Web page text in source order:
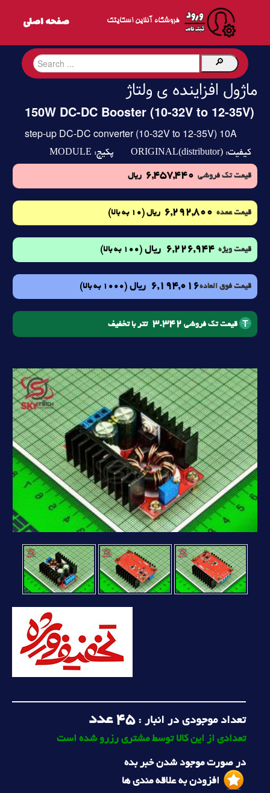
فروشگاه آنلاین اسکایتک
ماژول افزاینده ی ولتاژ
150W DC-DC Booster (10-32V to 12-35V)
step-up DC-DC converter (10-32V to 12-35V) 10A
کیفیت: ORIGINAL(distributor) پکیج: MODULE
قیمت تک فروشی 6,457,440 ریال
قیمت عمده 6,292,800 ریال (10 به بالا)
قیمت ویژه 6,226,944 ریال (100 به بالا)
قیمت فوق العاده6,194,016 ریال (1000 به بالا)
قیمت تک فروشی 3.342 تتر با تخفیف
تعداد موجودی در انبار :45 عدد
تعدادی از این کالا توسط مشتری رزرو شده است
در صورت موجود شدن خبر بده
افزودن به علاقه مندی ها